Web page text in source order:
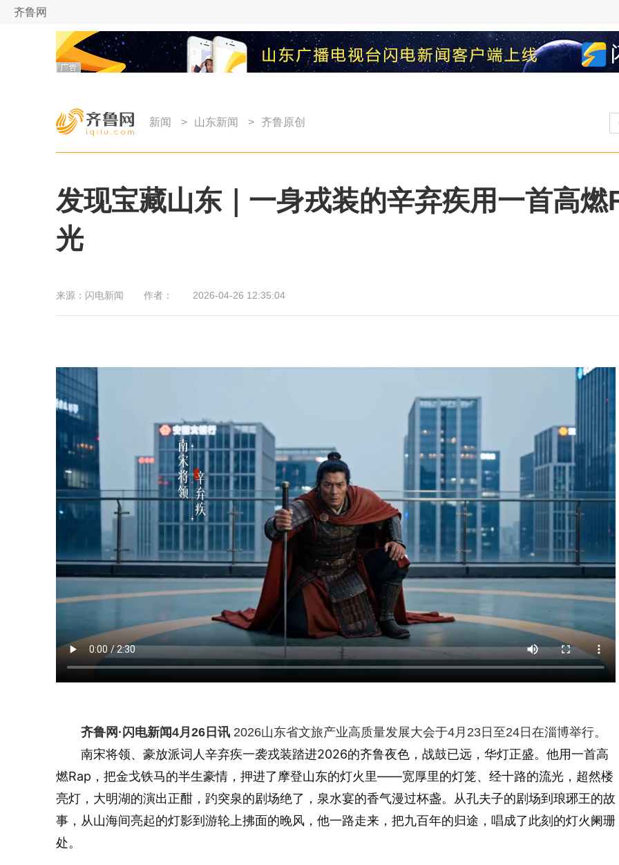
齐鲁网
新闻 > 山东新闻 > 齐鲁原创
发现宝藏山东｜一身戎装的辛弃疾用一首高
光
来源： 闪电新闻 作者： 2026-04-26 12:35:04
齐鲁网 ·闪电新闻4月26日讯2026山东省文旅产业高质量发展大会于4月23日至24日在淄博举行。
南宋将领、豪放派词人辛弃疾一袭戎装踏进2026的齐鲁夜色，战鼓已远，华灯正盛。他用一首高
燃Rap，把金戈铁马的半生豪情，押进了摩登山东的灯火里——宽厚里的灯笼、经十路的流光，超然楼
亮灯，大明湖的演出正酣，趵突泉的剧场绝了，泉水宴的香气漫过杯盏。从孔夫子的剧场到琅琊王的故
事，从山海间亮起的灯影到游轮上拂面的晚风，他一路走来，把九百年的归途，唱成了此刻的灯火阑珊
处。